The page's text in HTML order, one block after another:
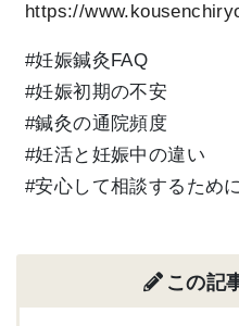
https://
#妊娠鍼灸FAQ
#妊娠初期の不安
#鍼灸の通院頻度
#妊活と妊娠中の違い
#安心して相談するため
この記